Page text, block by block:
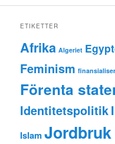
ETIKETTER
Afrika Algeriet
Feminism
Förenta
Identitetspolitik
IslamJordbruk